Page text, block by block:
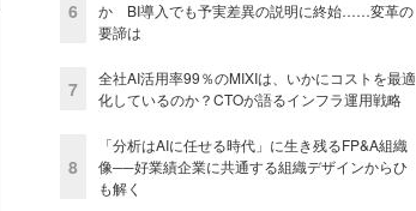
6
か BI導入でも予実差異の説明に終始……変革の
要諦は
7
全社AI活用率99％のMIXIは、いかにコストを最適
化しているのか？CTOが語るインフラ運用戦略
8
「分析はAIに任せる時代」に生き残るFP&A組織
像──好業績企業に共通する組織デザインからひ
も解く